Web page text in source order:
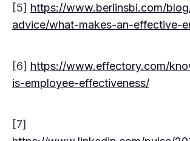
[5] https://www.berlinsbi.com/
advice/what-makes-an-effective-
[6] https://www.effectory.com/
is-employee-effectiveness/
[7]